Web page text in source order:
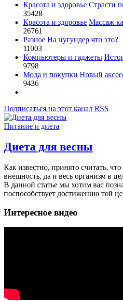
Красота и здоровье Страсти
35428
Красота и здоровье Массаж
26761
Разное На цугундер что это?
11003
Компьютеры и гаджеты
9798
Мода и покупки Новый
9436
Подписаться на этот канал RSS
Питание и диета
Диета для весны
Как известно, принято считать,
внешность, да и весь организм в
В данной статье мы хотим вас
поспособствует достижению той
Интересное видео